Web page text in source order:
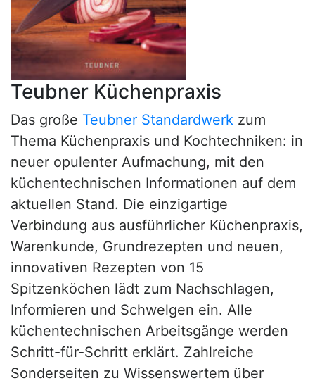
Teubner Küchenpraxis
Das große Teubner Standardwerk zum
Thema Küchenpraxis und Kochtechniken: in
neuer opulenter Aufmachung, mit den
küchentechnischen Informationen auf dem
aktuellen Stand. Die einzigartige
Verbindung aus ausführlicher Küchenpraxis,
Warenkunde, Grundrezepten und neuen,
innovativen Rezepten von 15
Spitzenköchen lädt zum Nachschlagen,
Informieren und Schwelgen ein. Alle
küchentechnischen Arbeitsgänge werden
Schritt-für-Schritt erklärt. Zahlreiche
Sonderseiten zu Wissenswertem über